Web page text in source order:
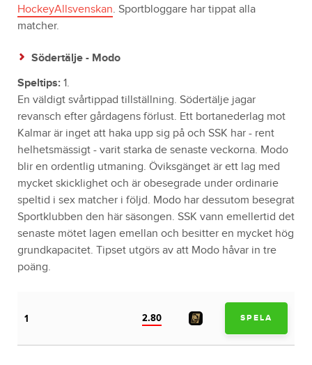
HockeyAllsvenskan. Sportbloggare har tippat alla
matcher.
Södertälje - Modo
Speltips: 1.
En väldigt svårtippad tillställning. Södertälje jagar
revansch efter gårdagens förlust. Ett bortanederlag mot
Kalmar är inget att haka upp sig på och SSK har - rent
helhetsmässigt - varit starka de senaste veckorna. Modo
blir en ordentlig utmaning. Öviksgänget är ett lag med
mycket skicklighet och är obesegrade under ordinarie
speltid i sex matcher i följd. Modo har dessutom besegrat
Sportklubben den här säsongen. SSK vann emellertid det
senaste mötet lagen emellan och besitter en mycket hög
grundkapacitet. Tipset utgörs av att Modo håvar in tre
poäng.
1 2.80 SPELA